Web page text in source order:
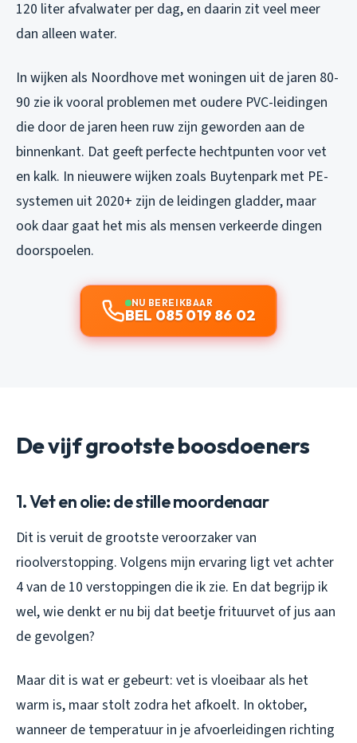
120 liter afvalwater per dag, en daarin zit veel meer
dan alleen water.
In wijken als Noordhove met woningen uit de jaren 80-
90 zie ik vooral problemen met oudere PVC-leidingen
die door de jaren heen ruw zijn geworden aan de
binnenkant. Dat geeft perfecte hechtpunten voor vet
en kalk. In nieuwere wijken zoals Buytenpark met PE-
systemen uit 2020+ zijn de leidingen gladder, maar
ook daar gaat het mis als mensen verkeerde dingen
doorspoelen.
NU BEREIKBAAR
BEL 085 019 86 02
De vijf grootste boosdoeners
1. Vet en olie: de stille moordenaar
Dit is veruit de grootste veroorzaker van
rioolverstopping. Volgens mijn ervaring ligt vet achter
4 van de 10 verstoppingen die ik zie. En dat begrijp ik
wel, wie denkt er nu bij dat beetje frituurvet of jus aan
de gevolgen?
Maar dit is wat er gebeurt: vet is vloeibaar als het
warm is, maar stolt zodra het afkoelt. In oktober,
wanneer de temperatuur in je afvoerleidingen richting